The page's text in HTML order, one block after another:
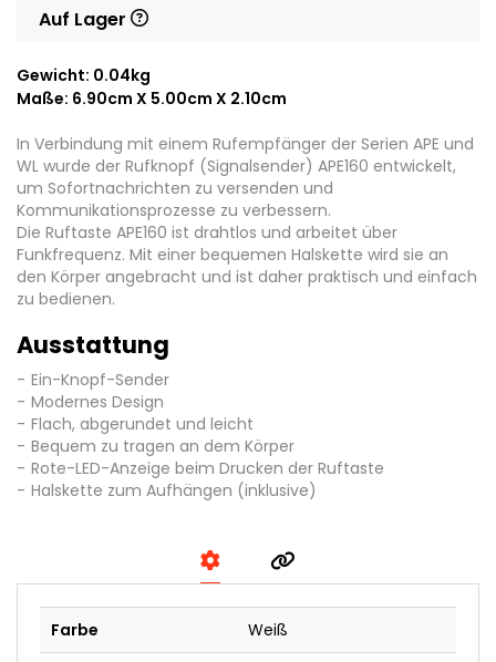
Auf Lager
Gewicht: 0.04kg
Maße: 6.90cm X 5.00cm X 2.10cm
In Verbindung mit einem Rufempfänger der Serien APE und
WL wurde der Rufknopf (Signalsender) APE160 entwickelt,
um Sofortnachrichten zu versenden und
Kommunikationsprozesse zu verbessern.
Die Ruftaste APE160 ist drahtlos und arbeitet über
Funkfrequenz. Mit einer bequemen Halskette wird sie an
den Körper angebracht und ist daher praktisch und einfach
zu bedienen.
Ausstattung
Ein-Knopf-Sender
Modernes Design
Flach, abgerundet und leicht
Bequem zu tragen an dem Körper
Rote-LED-Anzeige beim Drucken der Ruftaste
Halskette zum Aufhängen (inklusive)
Farbe Weiß